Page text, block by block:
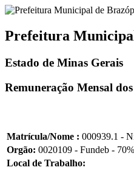
Prefeitura
Estado de Minas Gerais
Remuneração Mensal
Matrícula/Nome : 000939.1 -
Orgão: 0020109 - Fundeb -
Local de Trabalho: